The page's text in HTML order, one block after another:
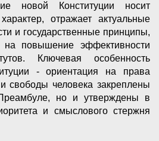
новой Конституции носит
отражает актуальные
и государственные принципы,
повышение эффективности
Ключевая особенность
- ориентация на права
свободы человека закреплены
но и утверждены в
и смыслового стержня